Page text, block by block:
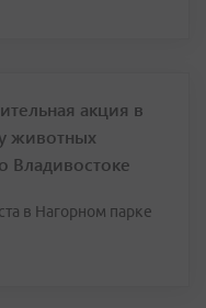
акция в
животных
Владивостоке
в Нагорном парке